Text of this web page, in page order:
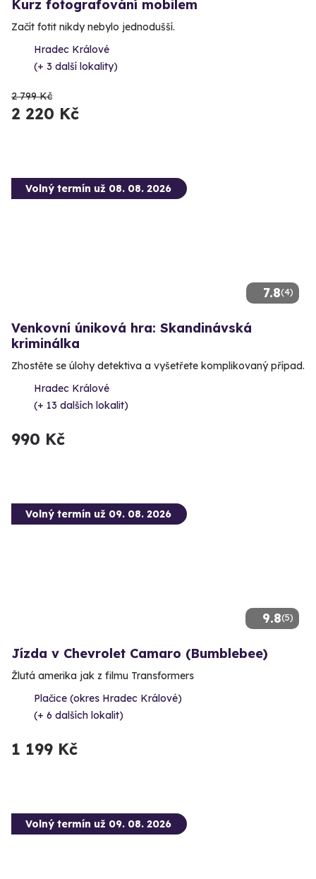
Kurz fotografování mobilem
Začít fotit nikdy nebylo jednodušší.
Hradec Králové
(+ 3 další lokality)
2 799 Kč
2 220 Kč
7.8(4)
Volný termín už 08. 08. 2026
Venkovní úniková hra: Skandinávská
kriminálka
Zhostěte se úlohy detektiva a vyšetřete komplikovaný případ.
Hradec Králové
(+ 13 dalších lokalit)
990 Kč
9.8(5)
Volný termín už 09. 08. 2026
Jízda v Chevrolet Camaro (Bumblebee)
Žlutá amerika jak z filmu Transformers
Plačice (okres Hradec Králové)
(+ 6 dalších lokalit)
1 199 Kč
Volný termín už 09. 08. 2026